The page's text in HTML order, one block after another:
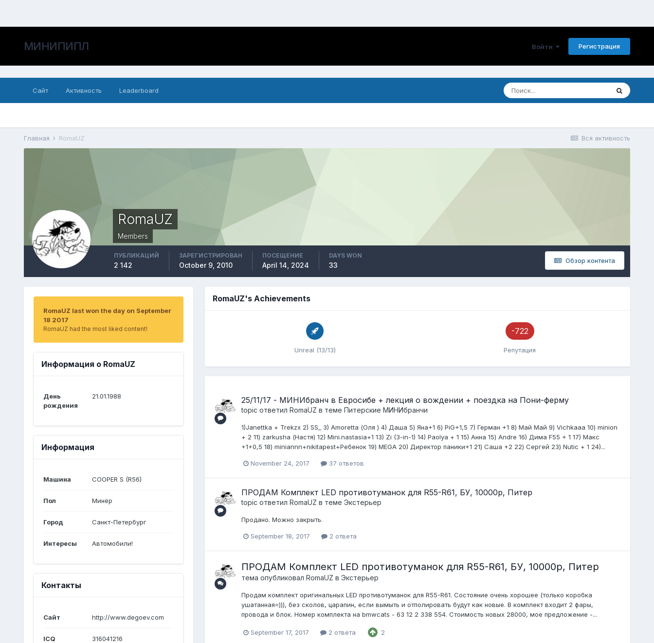
МИНИПИПЛ Войти Регистрация
Сайт Активность Leaderboard
Вся активность
Главная RomaUZ
RomaUZ
Members
Обзор контента
ПУБЛИКАЦИЙ
2 142
ЗАРЕГИСТРИРОВАН
October 9, 2010
ПОСЕЩЕНИЕ
April 14, 2024
DAYS WON
33
RomaUZ last won the day on September
18 2017
RomaUZ had the most liked content!
Информация о RomaUZ
День
рождения
21.01.1988
Информация
Машина COOPER S (R56)
Пол Минёр
Город Санкт-Петербург
Интересы Автомобили!
Контакты
Сайт http://www.degoev.com
ICQ 316041216
RomaUZ's Achievements
Unreal (13/13)
-722
Репутация
25/11/17 - МИНИбранч в Евросибе + лекция о вождении + поездка на Пони-ферму
topic ответил RomaUZ в теме Питерские МИНИбранчи
1)Janettka + Trekzx 2) SS_ 3) Amoretta (Оля ) 4) Даша 5) Яна+1 6) PiG+1,5 7) Герман +1 8) Май Май 9) Vichkaaa 10) minion
+ 2 11) zarkusha (Настя) 12) Mini.nastasia+1 13) Zi (3-in-1) 14) Paolya + 1 15) Анна 15) Andre 16) Дима F55 + 1 17) Макс
+1+0,5 18) miniannn+nikitapest+Ребенок 19) MEGA 20) Директор паники+1 21) Саша +2 22) Сергей 23) Nutic + 1 24)...
November 24, 2017 37 ответов
ПРОДАМ Комплект LED противотуманок для R55-R61, БУ, 10000р, Питер
topic ответил RomaUZ в теме Экстерьер
Продано. Можно закрыть.
September 18, 2017 2 ответа
ПРОДАМ Комплект LED противотуманок для R55-R61, БУ, 10000р, Питер
тема опубликовал RomaUZ в Экстерьер
Продам комплект оригинальных LED противотуманок для R55-R61. Состояние очень хорошее (только коробка
ушатанная=))), без сколов, царапин, если вымыть и отполировать будут как новые. В комплект входит 2 фары,
провода и блок. Номер комплекта на bmwcats - 63 12 2 338 554. Стоимость новых 28000, мое предложение -...
September 17, 2017 2 ответа 2